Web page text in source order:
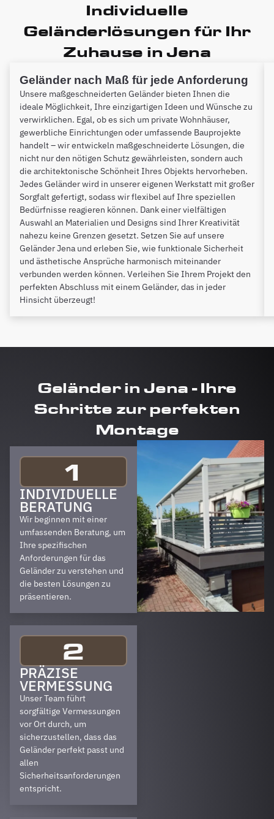
Individuelle
Geländerlösungen für Ihr
Zuhause in Jena
Geländer nach Maß für jede Anforderung
Unsere maßgeschneiderten Geländer bieten Ihnen die
ideale Möglichkeit, Ihre einzigartigen Ideen und Wünsche zu
verwirklichen. Egal, ob es sich um private Wohnhäuser,
gewerbliche Einrichtungen oder umfassende Bauprojekte
handelt – wir entwickeln maßgeschneiderte Lösungen, die
nicht nur den nötigen Schutz gewährleisten, sondern auch
die architektonische Schönheit Ihres Objekts hervorheben.
Jedes Geländer wird in unserer eigenen Werkstatt mit großer
Sorgfalt gefertigt, sodass wir flexibel auf Ihre speziellen
Bedürfnisse reagieren können. Dank einer vielfältigen
Auswahl an Materialien und Designs sind Ihrer Kreativität
nahezu keine Grenzen gesetzt. Setzen Sie auf unsere
Geländer Jena und erleben Sie, wie funktionale Sicherheit
und ästhetische Ansprüche harmonisch miteinander
verbunden werden können. Verleihen Sie Ihrem Projekt den
perfekten Abschluss mit einem Geländer, das in jeder
Hinsicht überzeugt!
Geländer in Jena - Ihre
Schritte zur perfekten
Montage
1
INDIVIDUELLE
BERATUNG
Wir beginnen mit einer
umfassenden Beratung, um
Ihre spezifischen
Anforderungen für das
Geländer zu verstehen und
die besten Lösungen zu
präsentieren.
2
PRÄZISE
VERMESSUNG
Unser Team führt
sorgfältige Vermessungen
vor Ort durch, um
sicherzustellen, dass das
Geländer perfekt passt und
allen
Sicherheitsanforderungen
entspricht.